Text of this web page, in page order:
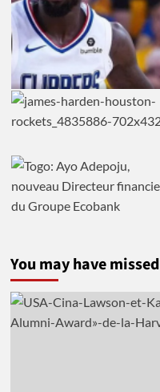
You may have missed